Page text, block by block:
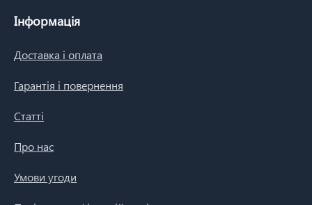
Інформація
Доставка і оплата
Гарантія і повернення
Статті
Про нас
Умови угоди